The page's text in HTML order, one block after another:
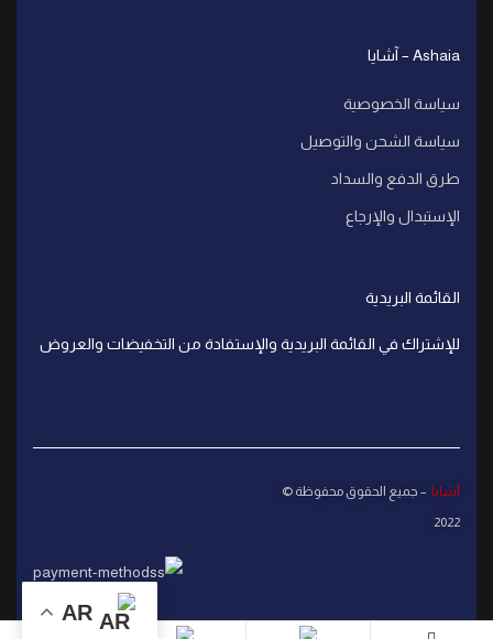
Ashaia – آشايا
سياسة الخصوصية
سياسة الشحن والتوصيل
طرق الدفع والسداد
الإستبدال والإرجاع
القائمة البريدية
للإشتراك في القائمة البريدية والإستفادة من التخفيضات والعروض
آشايا – جميع الحقوق محفوظة ©
2022
AR